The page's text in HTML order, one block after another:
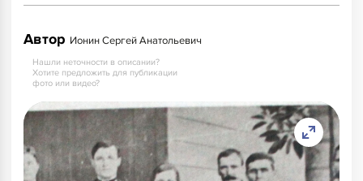
Автор Ионин Сергей Анатольевич
Нашли неточности в описании?
Хотите предложить для публикации
фото или видео?